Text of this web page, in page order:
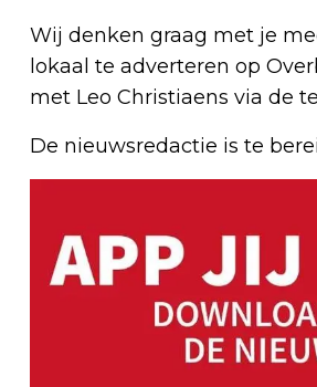
Wij denken graag met je
lokaal te adverteren op
met Leo Christiaens via de
De nieuwsredactie is te